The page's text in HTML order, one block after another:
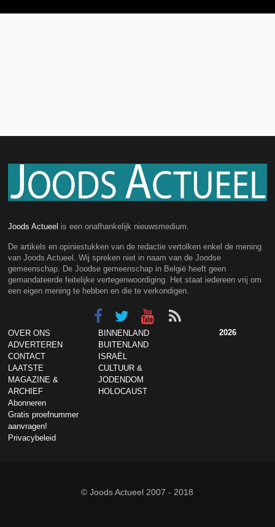
Joods Actueel is een onafhankelijk nieuwsmedium.
De artikels en opiniestukken van de redactie vertolken enkel de mening
van Joods Actueel. Wij spreken niet in naam van de Joodse
gemeenschap. De Joodse gemeenschap in België heeft geen
gemandateerde feitelijke vertegenwoordiging. Het staat iedereen vrij om
een eigen mening te hebben en die te verkondigen.
OVER ONS
ADVERTEREN
CONTACT
LAATSTE
MAGAZINE &
ARCHIEF
Abonneren
Gratis proefnummer
aanvragen!
Privacybeleid
BINNENLAND
BUITENLAND
ISRAËL
CULTUUR &
JODENDOM
HOLOCAUST
2026
© Joods Actueel 2007 - 2018